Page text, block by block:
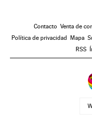
Contacto Venta de
Política de privacidad
Mapa
RSS